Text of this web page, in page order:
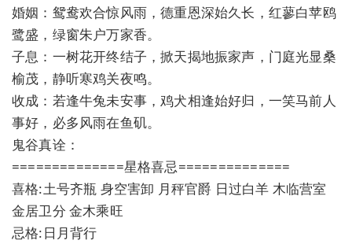
婚姻：鸳鸯欢合惊风雨，德重恩深始久长，红蓼白苹鸥
鹭盛，绿窗朱户万家香。
子息：一树花开终结子，掀天揭地振家声，门庭光显桑
榆茂，静听寒鸡关夜鸣。
收成：若逢牛兔未安事，鸡犬相逢始好归，一笑马前人
事好，必多风雨在鱼矶。
鬼谷真诠：
==============星格喜忌==============
喜格:土号齐瓶 身空害卸 月秤官爵 日过白羊 木临营室
金居卫分 金木乘旺
忌格:日月背行